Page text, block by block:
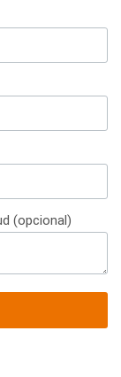
(opcional)